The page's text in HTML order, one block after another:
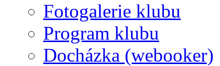
Fotogalerie klubu
Program klubu
Docházka (webooker)